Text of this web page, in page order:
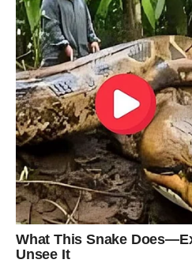
prihvatite promene koje dolaze.
Sudbina vam
dane
Najvažnija poruka za Vage
kojeg ćete konačno moći da
doneti više topline i
stabilnost, a posao potvrdu da
Mnoge situacije koje su vas
rešavaju na način koji vam